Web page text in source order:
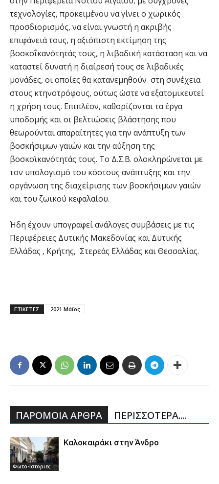
τεχνολογίες, προκειμένου να γίνει ο χωρικός
προσδιορισμός, να είναι γνωστή η ακριβής
επιφάνειά τους, η αξιόπιστη εκτίμηση της
βοσκοΐκανότητάς τους, η λιβαδική κατάσταση και να
καταστεί δυνατή η διαίρεσή τους σε λιβαδικές
μονάδες, οι οποίες θα κατανεμηθούν στη συνέχεια
στους κτηνοτρόφους, ούτως ώστε να εξατομικευτεί
η χρήση τους. Επιπλέον, καθορίζονται τα έργα
υποδομής και οι βελτιώσεις βλάστησης που
θεωρούνται απαραίτητες για την ανάπτυξη των
βοσκήσιμων γαιών και την αύξηση της
βοσκοϊκανότητάς τους. Το Δ.Σ.Β. ολοκληρώνεται με
τον υπολογισμό του κόστους ανάπτυξης και την
οργάνωση της διαχείρισης των βοσκήσιμων γαιών
και του ζωικού κεφαλαίου.
Ήδη έχουν υπογραφεί ανάλογες συμβάσεις με τις
Περιφέρειες Δυτικής Μακεδονίας και Δυτικής
Ελλάδας , Κρήτης, Στερεάς Ελλάδας και Θεσσαλίας.
ΕΤΙΚΕΤΕΣ 2021 Μάϊος
ΠΑΡΟΜΟΙΑ ΑΡΘΡΑ ΠΕΡΙΣΣΟΤΕΡΑ....
Φωτο-Ιστοριες
Καλοκαιράκι στην Άνδρο